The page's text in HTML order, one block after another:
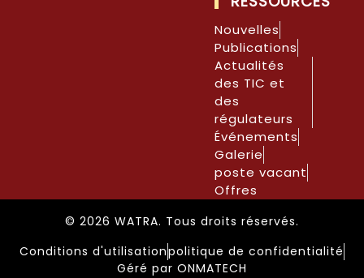
Nouvelles
Publications
Actualités
des TIC et
des
régulateurs
Événements
Galerie
poste vacant
Offres
© 2026 WATRA. Tous droits réservés.
Conditions d'utilisationpolitique de confidentialité
Géré par ONMATECH